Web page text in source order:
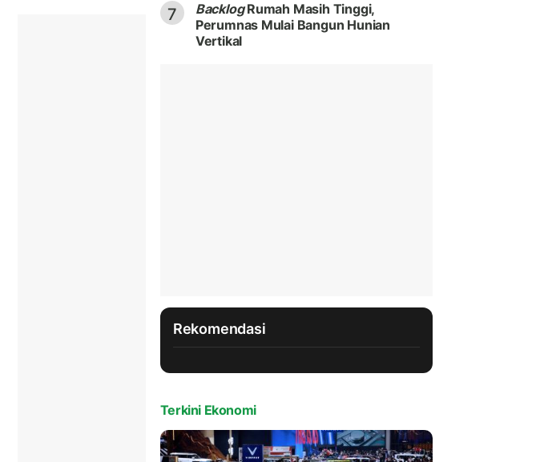
7 BacklogRumah Masih Tinggi,
Perumnas Mulai Bangun Hunian
Vertikal
Rekomendasi
Terkini Ekonomi